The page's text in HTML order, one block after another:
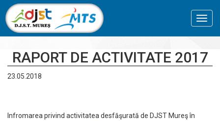
RAPORT DE ACTIVITATE 2017
23.05.2018
Infromarea privind activitatea desfăşurată de DJST Mureş în